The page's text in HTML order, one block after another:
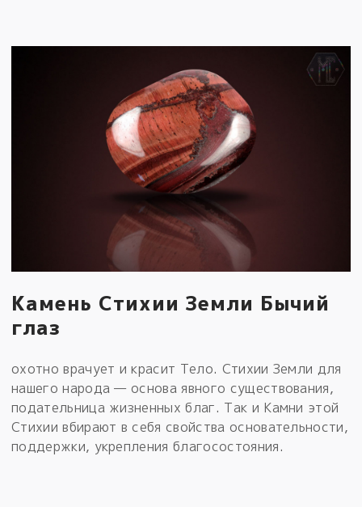
Камень Стихии Земли Бычий
глаз
охотно врачует и красит Тело. Стихии Земли для
нашего народа — основа явного существования,
подательница жизненных благ. Так и Камни этой
Стихии вбирают в себя свойства основательности,
поддержки, укрепления благосостояния.